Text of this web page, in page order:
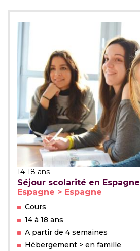
14-18 ans
Séjour scolarité en Espagne
Espagne > Espagne
Cours
14 à 18 ans
A partir de 4 semaines
Hébergement > en famille